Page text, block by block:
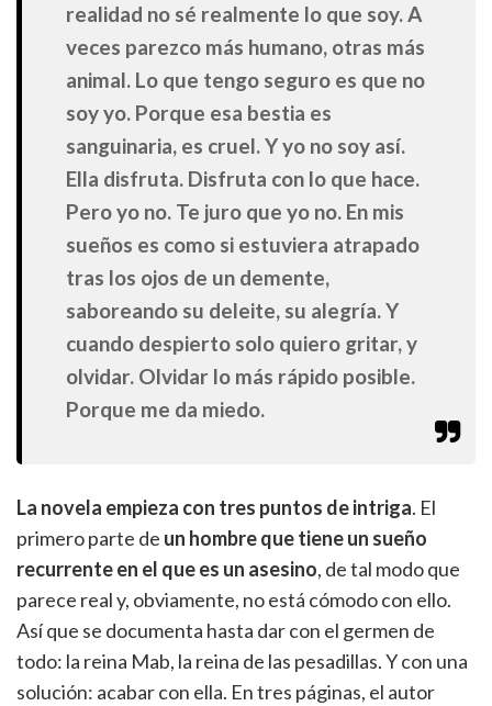
realidad no sé realmente lo que soy. A
veces parezco más humano, otras más
animal. Lo que tengo seguro es que no
soy yo. Porque esa bestia es
sanguinaria, es cruel. Y yo no soy así.
Ella disfruta. Disfruta con lo que hace.
Pero yo no. Te juro que yo no. En mis
sueños es como si estuviera atrapado
tras los ojos de un demente,
saboreando su deleite, su alegría. Y
cuando despierto solo quiero gritar, y
olvidar. Olvidar lo más rápido posible.
Porque me da miedo.
La novela empieza con tres puntos de intriga. El
primero parte de un hombre que tiene un sueño
recurrente en el que es un asesino, de tal modo que
parece real y, obviamente, no está cómodo con ello.
Así que se documenta hasta dar con el germen de
todo: la reina Mab, la reina de las pesadillas. Y con una
solución: acabar con ella. En tres páginas, el autor